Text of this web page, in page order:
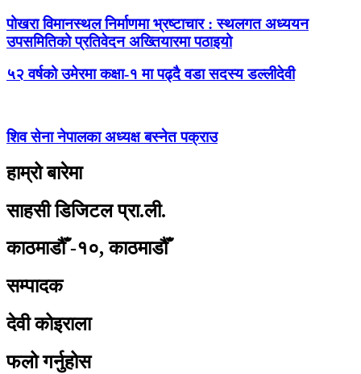
पोखरा विमानस्थल निर्माणमा भ्रष्टाचार : स्थलगत अध्ययन
उपसमितिको प्रतिवेदन अख्तियारमा पठाइयो
५२ वर्षको उमेरमा कक्षा-१ मा पढ्दै वडा सदस्य डल्लीदेवी
शिव सेना नेपालका अध्यक्ष बस्नेत पक्राउ
हाम्रो बारेमा
साहसी डिजिटल प्रा.ली.
काठमाडौँ -१०, काठमाडौँ
सम्पादक
देवी कोइराला
फलो गर्नुहोस